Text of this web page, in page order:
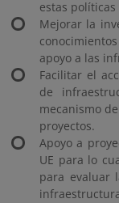
estas políticas
Mejorar la
apoyo a las
Facilitar el
de
mecanismo
proyectos.
Apoyo a
UE para lo
para evaluar